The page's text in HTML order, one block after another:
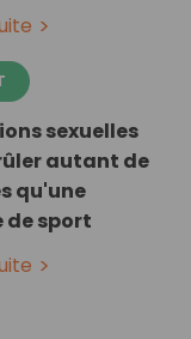
sexuelles
autant de
qu'une
de sport